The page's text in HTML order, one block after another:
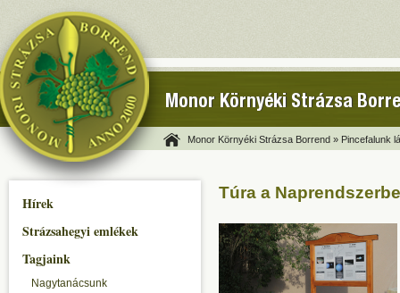
Monor Környéki Strázsa
Monor Környéki Strázsa Borrend » Pincefalunk
Hírek
Strázsahegyi emlékek
Tagjaink
Nagytanácsunk
Túra a